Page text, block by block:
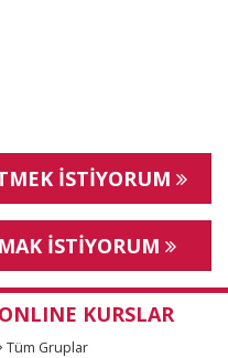
İSTİYORUM
İSTİYORUM
ONLINE KURSLAR
Tüm Gruplar